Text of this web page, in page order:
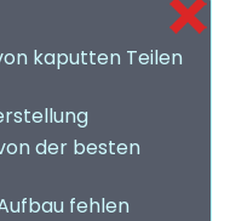
kaputten Teilen
der besten
fehlen